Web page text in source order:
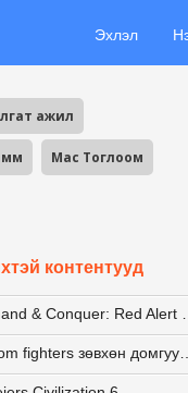
Эхлэл
ажил
Mac Тоглоом
контентууд